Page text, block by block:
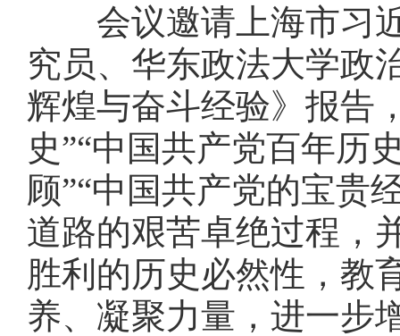
会议邀请上海市习近
究员、华东政法大学政
辉煌与奋斗经验》报告
史”“中国共产党百年历
顾”“中国共产党的宝贵
道路的艰苦卓绝过程，
胜利的历史必然性，教
养、凝聚力量，进一步